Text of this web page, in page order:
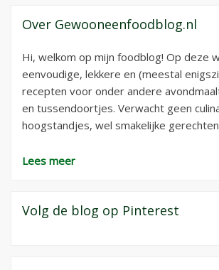
Over Gewooneenfoodblog.nl
Hi, welkom op mijn foodblog! Op deze
eenvoudige, lekkere en (meestal
recepten voor onder andere
en tussendoortjes. Verwacht geen
hoogstandjes, wel smakelijke
Lees meer
Volg de blog op Pinterest